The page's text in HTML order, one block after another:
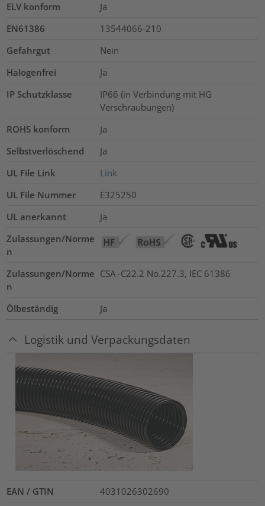
ELV konform
Ja
EN61386
13544066-210
Gefahrgut
Nein
Halogenfrei
Ja
IP Schutzklasse
IP66 (in Verbindung mit HG
Verschraubungen)
ROHS konform
Ja
Selbstverlöschend
Ja
UL File Link
Link
UL File Nummer
E325250
UL anerkannt
Ja
Zulassungen/Norme
n
Zulassungen/Norme
n
CSA -C22.2 No.227.3, IEC 61386
Ölbeständig Ja
Logistik und Verpackungsdaten
EAN / GTIN
4031026302690